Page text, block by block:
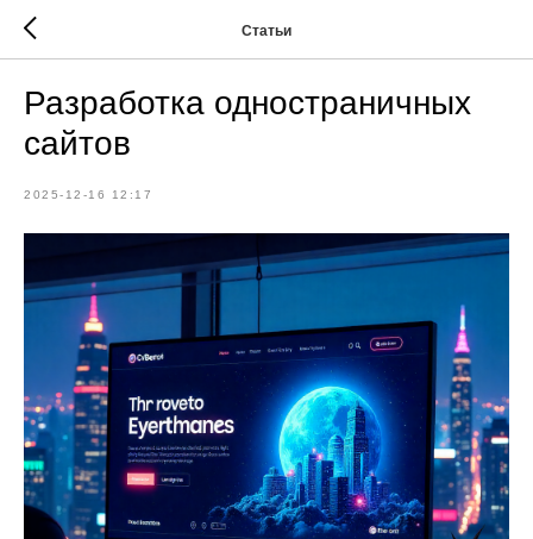
Статьи
Разработка одностраничных
сайтов
2025-12-16 12:17